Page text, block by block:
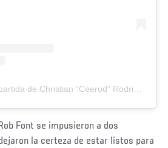
Una publicación compartida de Christian “Ceerod” Rodriguez (@ceerod97)
Font se impusieron a dos
la certeza de estar listos para